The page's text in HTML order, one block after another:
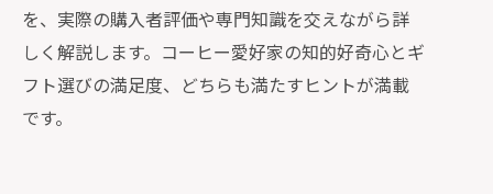
を、実際の購入者評価や専門知識を交えながら詳
しく解説します。コーヒー愛好家の知的好奇心とギ
フト選びの満足度、どちらも満たすヒントが満載
です。